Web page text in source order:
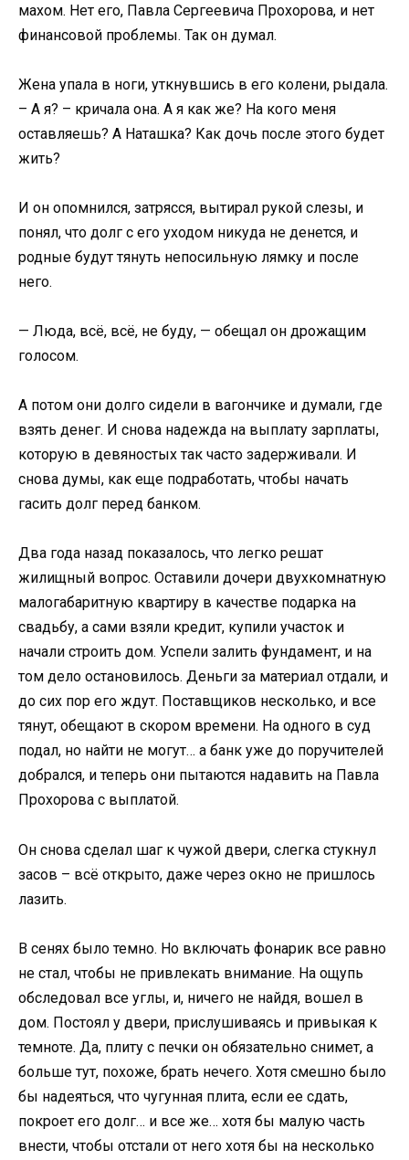
махом. Нет его, Павла Сергеевича Прохорова, и нет
финансовой проблемы. Так он думал.
Жена упала в ноги, уткнувшись в его колени, рыдала.
– А я? – кричала она. А я как же? На кого меня
оставляешь? А Наташка? Как дочь после этого будет
жить?
И он опомнился, затрясся, вытирал рукой слезы, и
понял, что долг с его уходом никуда не денется, и
родные будут тянуть непосильную лямку и после
него.
— Люда, всё, всё, не буду, — обещал он дрожащим
голосом.
А потом они долго сидели в вагончике и думали, где
взять денег. И снова надежда на выплату зарплаты,
которую в девяностых так часто задерживали. И
снова думы, как еще подработать, чтобы начать
гасить долг перед банком.
Два года назад показалось, что легко решат
жилищный вопрос. Оставили дочери двухкомнатную
малогабаритную квартиру в качестве подарка на
свадьбу, а сами взяли кредит, купили участок и
начали строить дом. Успели залить фундамент, и на
том дело остановилось. Деньги за материал отдали, и
до сих пор его ждут. Поставщиков несколько, и все
тянут, обещают в скором времени. На одного в суд
подал, но найти не могут… а банк уже до поручителей
добрался, и теперь они пытаются надавить на Павла
Прохорова с выплатой.
Он снова сделал шаг к чужой двери, слегка стукнул
засов – всё открыто, даже через окно не пришлось
лазить.
В сенях было темно. Но включать фонарик все равно
не стал, чтобы не привлекать внимание. На ощупь
обследовал все углы, и, ничего не найдя, вошел в
дом. Постоял у двери, прислушиваясь и привыкая к
темноте. Да, плиту с печки он обязательно снимет, а
больше тут, похоже, брать нечего. Хотя смешно было
бы надеяться, что чугунная плита, если ее сдать,
покроет его долг… и все же… хотя бы малую часть
внести, чтобы отстали от него хотя бы на несколько